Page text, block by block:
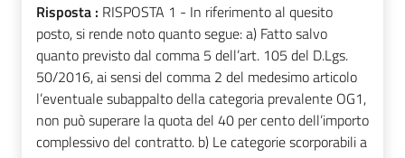
Risposta : RISPOSTA 1 - In riferimento al quesito
posto, si rende noto quanto segue: a) Fatto salvo
quanto previsto dal comma 5 dell’art. 105 del D.Lgs.
50/2016, ai sensi del comma 2 del medesimo articolo
l’eventuale subappalto della categoria prevalente OG1,
non può superare la quota del 40 per cento dell’importo
complessivo del contratto. b) Le categorie scorporabili a